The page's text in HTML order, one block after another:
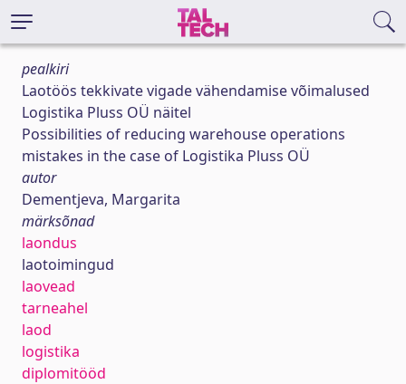
pealkiri
Laotöös tekkivate vigade vähendamise võimalused
Logistika Pluss OÜ näitel
Possibilities of reducing warehouse operations
mistakes in the case of Logistika Pluss OÜ
autor
Dementjeva, Margarita
märksõnad
laondus
laotoimingud
laovead
tarneahel
laod
logistika
diplomitööd